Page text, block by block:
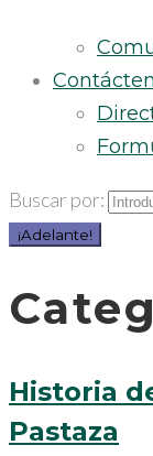
Buscar por:
¡Adelante!
Historia
Pastaza